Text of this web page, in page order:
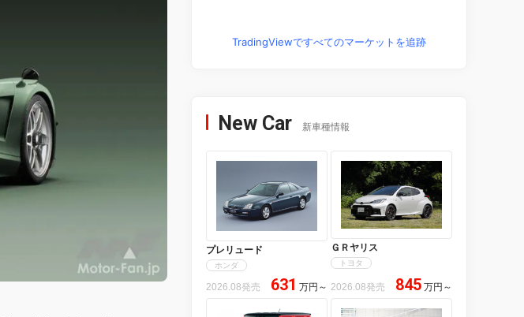
TradingViewですべてのマーケットを追跡
New Car 新車種情報
プレリュード
ホンダ
2026.08発売 631 万円 ～
ＧＲヤリス
トヨタ
2026.08発売 845 万円 ～